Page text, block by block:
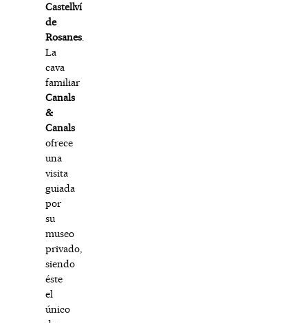
Castellví
de
Rosanes.
La
cava
familiar
Canals
&
Canals
ofrece
una
visita
guiada
por
su
museo
privado,
siendo
éste
el
único